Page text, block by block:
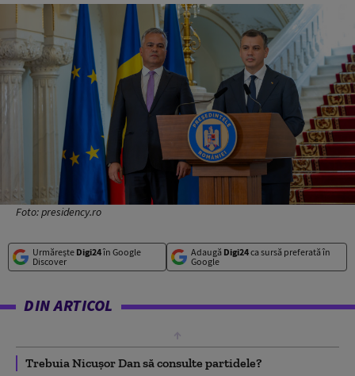
Foto: presidency.ro
Urmărește Digi24în Google
Discover
Adaugă Digi24ca sursă preferată în
Google
DIN ARTICOL
Trebuia Nicușor Dan să consulte partidele?